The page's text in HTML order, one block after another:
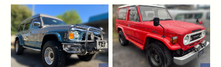
なデザインを施したパイクカー第1
弾のBe-1を発売。大ヒットを記録
し、国内のみならず海外にも衝撃を
与えました。 1990年代にビートル
やミニといった名車が相次いでリバ
イバルされましたが、その源流は日
産 Be-1の成功ともいわれていま
GranTurismo（グランツーリス
モ）の略称です。もともとは、大旅
行を意味する「グランドツーリン
グ」から派生した言葉で、長距離ド
ライブもこなせる高い性能とラグジ
ュアリー感を備えたクルマを指しま
す。 いすゞベレットGTも、ベース
ィニシリーズがいかに画期的なアプ
ローチだったかも含めて、FC3Sの
概要を紹介します。 初代サバンナを
昇華させたFC3S型RX-7 1985年10
月、2代目サバンナ RX-7として
FC3S型が発売されます。1978年の
登場から、7年間もの長きにわたっ
田宗一郎氏は「早く出すよりも、世
界一のモノにすることに重点を置か
なければなりません」と語り、最初
から最高のクルマ作りをすることを
目指しました。 世界一を目指して作
られた、ホンダ4輪の起源「ホンダ
スポーツ360」（以下S360）と続く
で販売されました。 特に人気を集め
たのが、ステーションワゴンタイプ
のT-5Rエステートです。イギリスで
はツーリングカー選手権で優勝、日
本ではグッドデザイン大賞を受賞す
るなど輝かしい経歴をもつ、ボルボ
850 T-5Rエステートの魅力を紹介し
ら、ポール・スミス氏のデザインが
随所に光る特別仕様車は、当時はも
ちろん現在でも人気の高いモデルで
す。 今回は、オールドファンの心を
つかんで離さないミニの誕生秘話
と、特別仕様車ポールスミス・ミニ
の魅力をたっぷりと紹介します。 革